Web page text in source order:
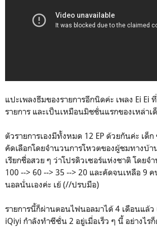
แปะเพลงธีมของรายการอีกนิดค่ะ เพลง Ei Ei
รายการ และเป็นเหมือนมิชชั่นแรกของเหล่าเ
ตัวรายการเองมีทั้งหมด 12 EP ด้วยกันค่ะ เด็ก
คัดเลือกโดยจำนวนการโหวตของผู้ชมทางบ้า
เรียกชื่อสวย ๆ ว่าโปรดิวเซอร์แห่งชาติ โดยจ
100 --> 60 --> 35 --> 20 และคัดจนเหลือ 9
นอลนั่นเองค่ะ เย้ (//ปรบมือ)
รายการนี้ก็ผ่านตอนไฟนอลมาได้ 4 เดือนแล้ว
iQiyi กำลังทำซีซั่น 2 อยู่เมื่อเร็ว ๆ นี้ อย่างไร